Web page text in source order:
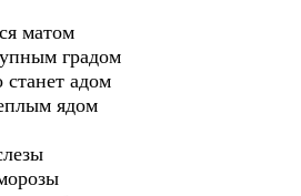
матом
градом
адом
ядом